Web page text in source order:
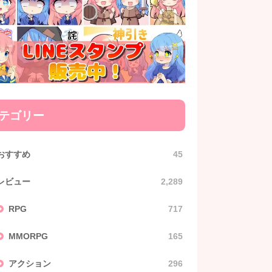
ゴリー
すすめ 45
ビュー 2,289
RPG 717
MMORPG 165
アクション 296